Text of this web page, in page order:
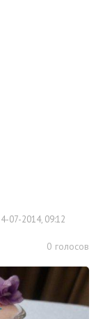
4-07-2014, 09:12
0 голосов